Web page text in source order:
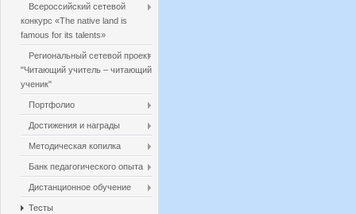
Всероссийский сетевой
конкурс «The native land is
famous for its talents»
Региональный сетевой проект
"Читающий учитель – читающий
ученик"
Портфолио
Достижения и награды
Методическая копилка
Банк педагогического опыта
Дистанционное обучение
Тесты